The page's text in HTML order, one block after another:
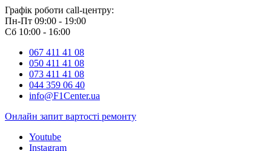
Графік роботи call-центру:
Пн-Пт 09:00 - 19:00
Сб 10:00 - 16:00
067 411 41 08
050 411 41 08
073 411 41 08
044 359 06 40
info@F1Center.ua
Онлайн запит вартостi ремонту
Youtube
Instagram